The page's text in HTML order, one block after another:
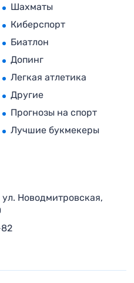
Шахматы
Киберспорт
Биатлон
Допинг
Легкая атлетика
Другие
Прогнозы на спорт
Лучшие букмекеры
Новодмитровская,